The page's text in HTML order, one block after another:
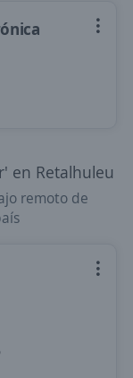
en Retalhuleu
remoto de